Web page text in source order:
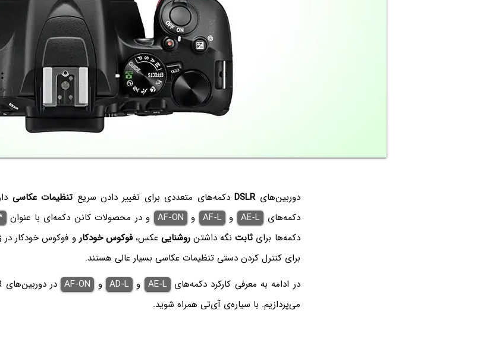
دوربین‌هایDSLRدکمه‌های متعددی برای تغییر دادن سریع تنظیمات عکاسی
دکمه‌های
AE-L و AF-L و AF-ON و در محصولات کانن دکمه‌ای با عنوان
دکمه‌ها برای ثابتنگه داشتنروشنایی عکس،فوکوس خودکارو فوکوس خودکار در
برای کنترل کردن دستی تنظیمات عکاسی بسیار عالی هستند.
در ادامه به معرفی کارکرد دکمه‌های AE-L و AD-L و AF-ON
می‌پردازیم. با سیاره‌ی آی‌تی همراه شوید.